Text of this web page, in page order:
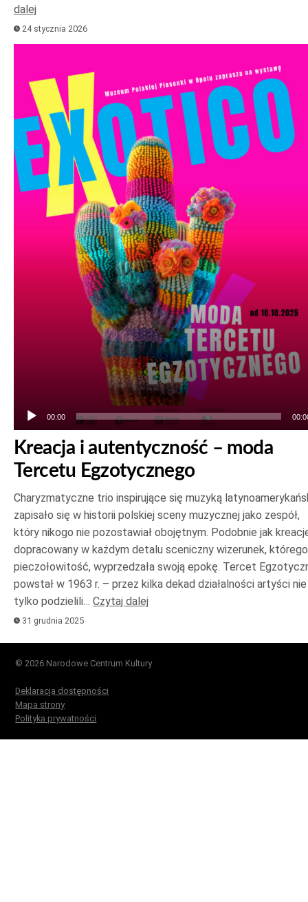
dalej
24 stycznia 2026
dźwiękowych
00:00
Kreacja i autentyczność – moda
Tercetu Egzotycznego
Charyzmatyczne trio inspirujące się muzyką
zapisało się w historii polskiej sceny muzycznej jako zespół,
który nikogo nie pozostawiał obojętnym. Podobnie jak
dopracowany w każdym detalu sceniczny wizerunek, którego
pieczołowitość, wyprzedzała swoją epokę. Tercet
powstał w 1963 r. – przez kilka dekad działalności artyści nie
tylko podzielili… Czytaj dalej
31 grudnia 2025
© 2026 Narodowe Centrum Kultury
Deklaracja dostępności
Mapa strony
Polityka prywatności